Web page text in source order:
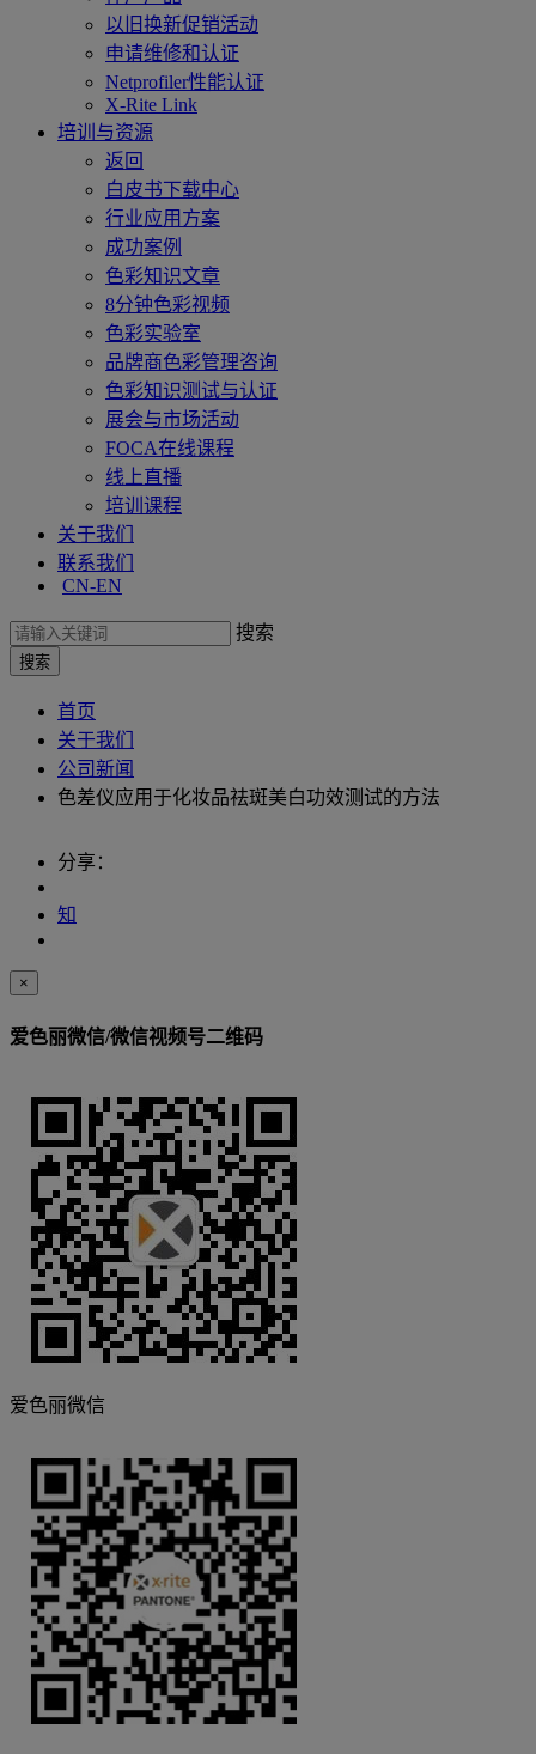
以旧换新促销活动
申请维修和认证
Netprofiler性能认证
X-Rite Link
培训与资源
返回
白皮书下载中心
行业应用方案
成功案例
色彩知识文章
8分钟色彩视频
色彩实验室
品牌商色彩管理咨询
色彩知识测试与认证
展会与市场活动
FOCA在线课程
线上直播
培训课程
关于我们
联系我们
CN-EN
搜索
首页
关于我们
公司新闻
色差仪应用于化妆品祛斑美白功效测试的方法
分享：
知
×
爱色丽微信/微信视频号二维码
爱色丽微信